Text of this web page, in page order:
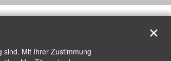
sind. Mit Ihrer Zustimmung
✕